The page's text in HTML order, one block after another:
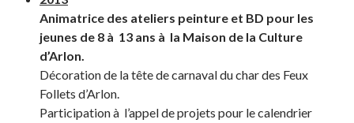
Animatrice des ateliers peinture et BD pour les
jeunes de 8 à 13 ans à la Maison de la Culture
d’Arlon.
Décoration de la tête de carnaval du char des Feux
Follets d’Arlon.
Participation à l’appel de projets pour le calendrier